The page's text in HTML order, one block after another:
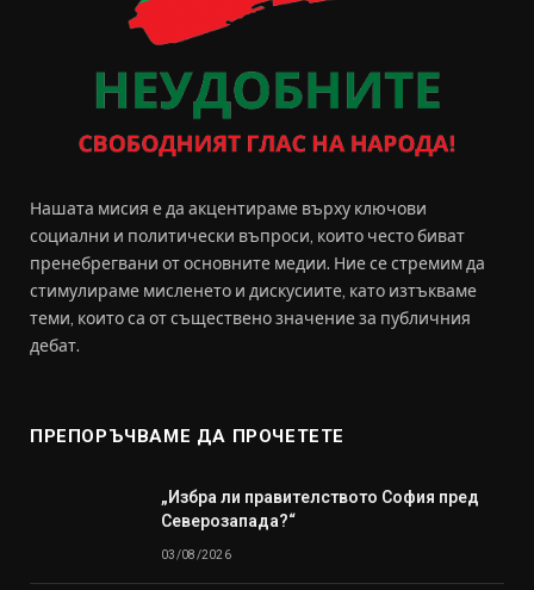
Нашата мисия е да акцентираме върху ключови
социални и политически въпроси, които често биват
пренебрегвани от основните медии. Ние се стремим да
стимулираме мисленето и дискусиите, като изтъкваме
теми, които са от съществено значение за публичния
дебат.
ПРЕПОРЪЧВАМЕ ДА ПРОЧЕТЕТЕ
„Избра ли правителството София пред
Северозапада?“
03/08/2026